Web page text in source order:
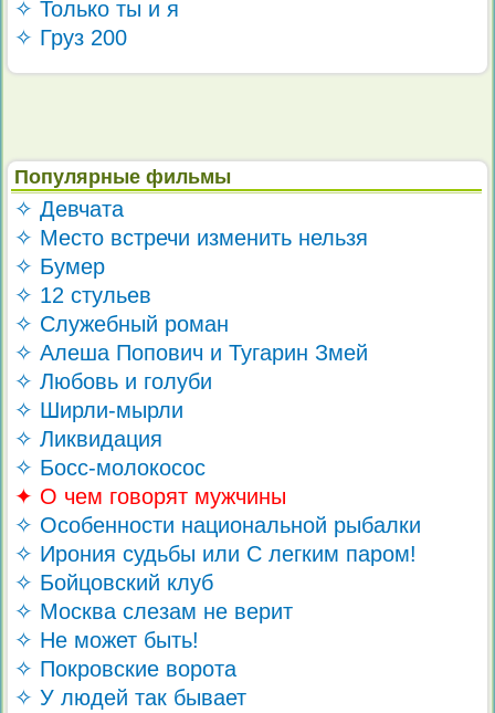
✧ Только ты и я
✧ Груз 200
Популярные фильмы
✧ Девчата
✧ Место встречи изменить нельзя
✧ Бумер
✧ 12 стульев
✧ Служебный роман
✧ Алеша Попович и Тугарин Змей
✧ Любовь и голуби
✧ Ширли-мырли
✧ Ликвидация
✧ Босс-молокосос
✦ О чем говорят мужчины
✧ Особенности национальной рыбалки
✧ Ирония судьбы или С легким паром!
✧ Бойцовский клуб
✧ Москва слезам не верит
✧ Не может быть!
✧ Покровские ворота
✧ У людей так бывает